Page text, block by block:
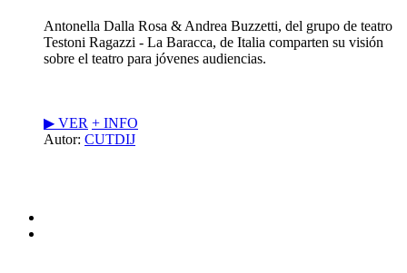
Antonella Dalla Rosa & Andrea Buzzetti, del grupo de teatro
Testoni Ragazzi - La Baracca, de Italia comparten su visión
sobre el teatro para jóvenes audiencias.
▶︎ VER + INFO
Autor: CUTDIJ